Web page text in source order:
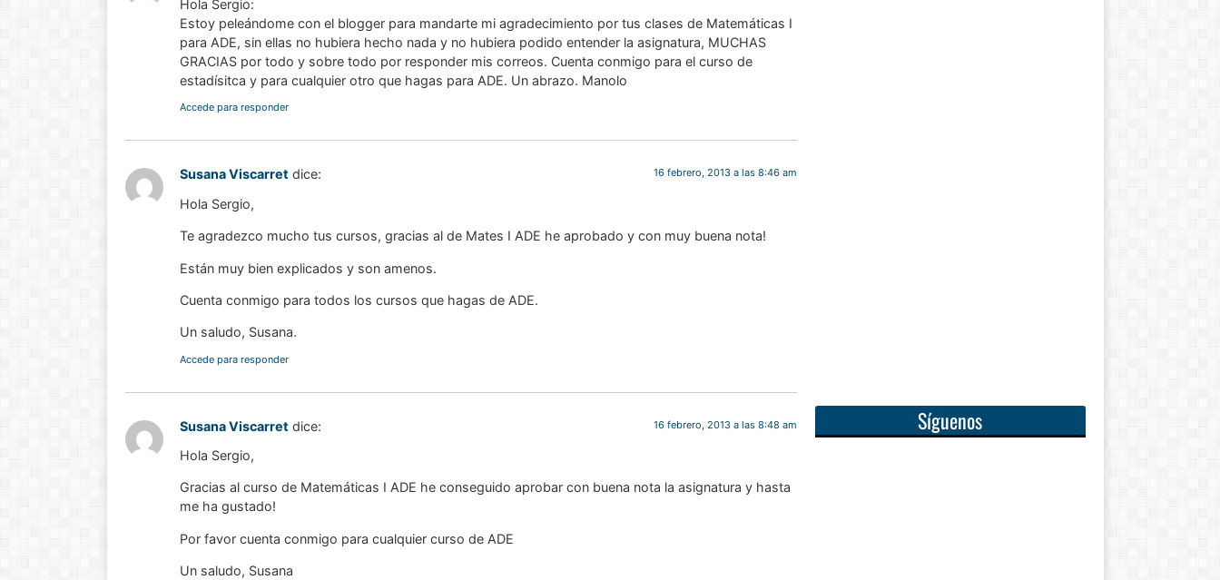
Hola Sergio:
Estoy peleándome con el blogger para mandarte mi agradecimiento por tus clases de Matemáticas I
para ADE, sin ellas no hubiera hecho nada y no hubiera podido entender la asignatura, MUCHAS
GRACIAS por todo y sobre todo por responder mis correos. Cuenta conmigo para el curso de
estadísitca y para cualquier otro que hagas para ADE. Un abrazo. Manolo
Accede para responder
Susana Viscarret dice: 16 febrero, 2013 a las 8:46 am
Hola Sergio,
Te agradezco mucho tus cursos, gracias al de Mates I ADE he aprobado y con muy buena nota!
Están muy bien explicados y son amenos.
Cuenta conmigo para todos los cursos que hagas de ADE.
Un saludo, Susana.
Accede para responder
Susana Viscarret dice: 16 febrero, 2013 a las 8:48 am
Hola Sergio,
Gracias al curso de Matemáticas I ADE he conseguido aprobar con buena nota la asignatura y hasta
me ha gustado!
Por favor cuenta conmigo para cualquier curso de ADE
Un saludo, Susana
Síguenos